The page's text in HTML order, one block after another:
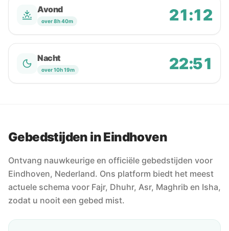
Avond
over 8h 40m 21:12
Nacht
over 10h 19m 22:51
Gebedstijden in Eindhoven
Ontvang nauwkeurige en officiële gebedstijden voor
Eindhoven, Nederland. Ons platform biedt het meest
actuele schema voor Fajr, Dhuhr, Asr, Maghrib en Isha,
zodat u nooit een gebed mist.